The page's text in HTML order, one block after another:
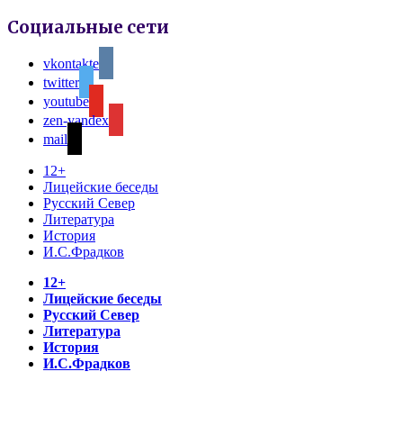
Социальные сети
vkontakte
twitter
youtube
zen-yandex
mail
12+
Лицейские беседы
Русский Север
Литература
История
И.С.Фрадков
12+
Лицейские беседы
Русский Север
Литература
История
И.С.Фрадков